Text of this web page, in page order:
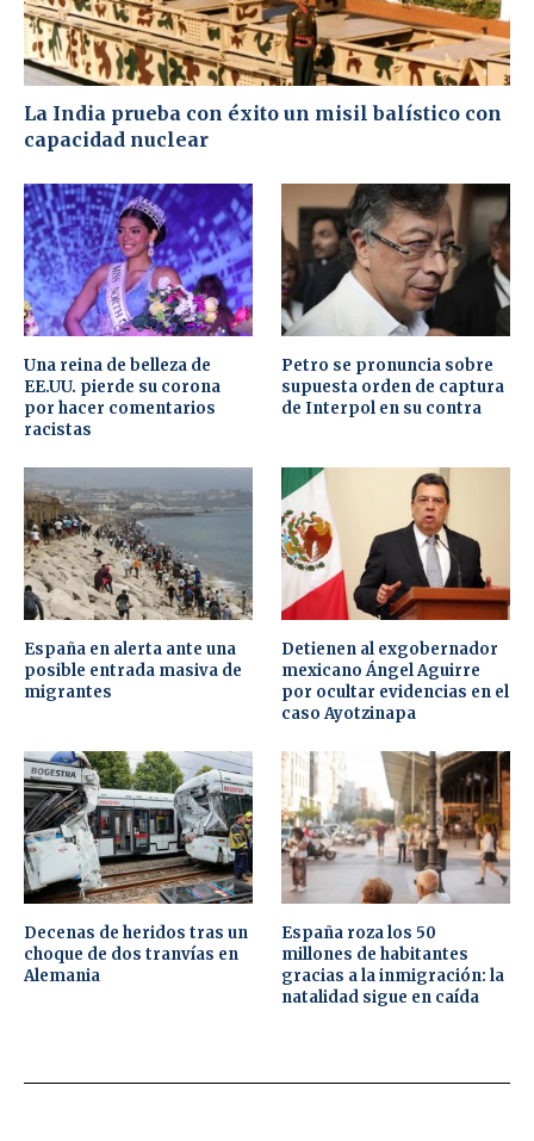
La India prueba con éxito un misil balístico con
capacidad nuclear
Una reina de belleza de
EE.UU. pierde su corona
por hacer comentarios
racistas
Petro se pronuncia sobre
supuesta orden de captura
de Interpol en su contra
España en alerta ante una
posible entrada masiva de
migrantes
Detienen al exgobernador
mexicano Ángel Aguirre
por ocultar evidencias en el
caso Ayotzinapa
Decenas de heridos tras un
choque de dos tranvías en
Alemania
España roza los 50
millones de habitantes
gracias a la inmigración: la
natalidad sigue en caída